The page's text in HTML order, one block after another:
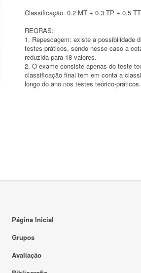
Classificação=0.2 MT + 0.3 TP + 0.5 TT
REGRAS:
1. Repescagem: existe a possibilidade
testes práticos, sendo nesse caso a
reduzida para 18 valores.
2. O exame consiste apenas do teste
classificação final tem em conta a
longo do ano nos testes teórico-práticos.
Página Inicial
Grupos
Avaliação